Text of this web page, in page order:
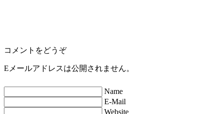
コメントをどうぞ
Eメールアドレスは公開されません。
Name
E-Mail
Website